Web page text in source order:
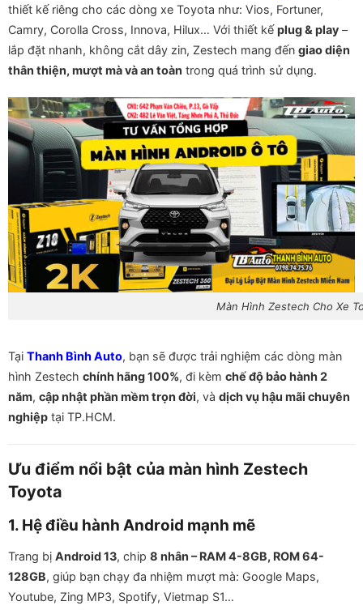
thiết kế riêng cho các dòng xe Toyota như: Vios, Fortuner,
Camry, Corolla Cross, Innova, Hilux… Với thiết kếplug & play –
lắp đặt nhanh, không cắt dây zin, Zestech mang đến giao diện
thân thiện, mượt mà và an toàn trong quá trình sử dụng.
Màn Hình Zestech Cho Xe
Tại Thanh Bình Auto, bạn sẽ được trải nghiệm các dòng màn
hình Zestech chính hãng 100%, đi kèm chế độ bảo hành 2
năm, cập nhật phần mềm trọn đời, và dịch vụ hậu mãi chuyên
nghiệp tại TP.HCM.
Ưu điểm nổi bật của màn hình Zestech
Toyota
1. Hệ điều hành Android mạnh mẽ
Trang bị Android 13, chip 8 nhân – RAM 4-8GB, ROM 64-
128GB, giúp bạn chạy đa nhiệm mượt mà: Google Maps,
Youtube, Zing MP3, Spotify, Vietmap S1…